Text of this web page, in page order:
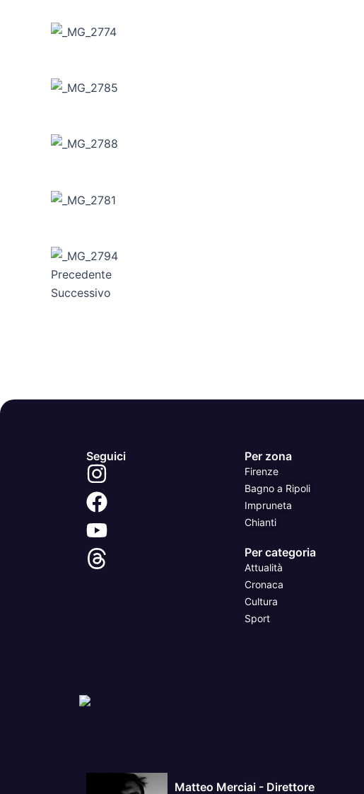
Precedente
Successivo
Seguici Per zona
Firenze
Bagno a Ripoli
Impruneta
Chianti
Per categoria
Attualità
Cronaca
Cultura
Sport
Matteo Merciai - Direttore